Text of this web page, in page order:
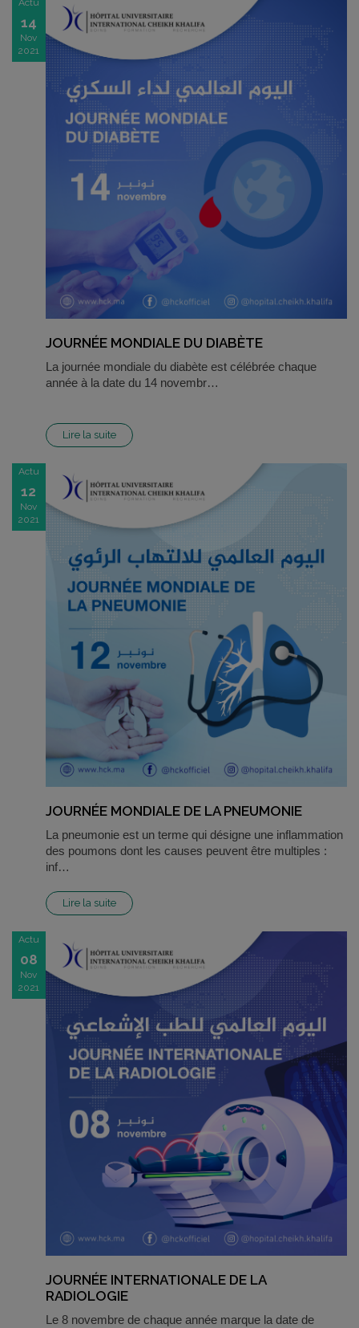
Actu
14
Nov
2021
JOURNÉE MONDIALE DU DIABÈTE
La journée mondiale du diabète est célébrée chaque
année à la date du 14 novembr…
Lire la suite
Actu
12
Nov
2021
JOURNÉE MONDIALE DE LA PNEUMONIE
La pneumonie est un terme qui désigne une inflammation
des poumons dont les causes peuvent être multiples :
inf…
Lire la suite
Actu
08
Nov
2021
JOURNÉE INTERNATIONALE DE LA
RADIOLOGIE
Le 8 novembre de chaque année marque la date de